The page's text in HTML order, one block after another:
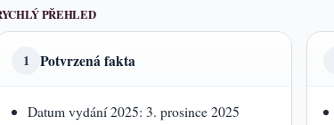
PŘEHLED
1 Potvrzená fakta
Datum vydání 2025: 3. prosince 2025